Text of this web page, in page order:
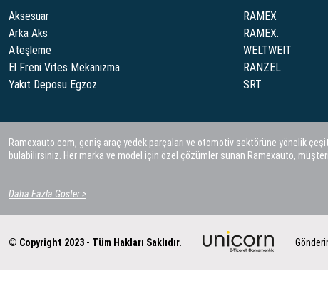
Aksesuar
Arka Aks
Ateşleme
El Freni Vites Mekanizma
Yakıt Deposu Egzoz
RAMEX
RAMEX.
WELTWEIT
RANZEL
SRT
Ramexauto.com, geniş araç yedek parçaları ve otomotiv sektörüne yönelik
bulabilirsiniz. Her marka ve model için özel çözümler sunan Ramexauto,
Daha Fazla Göster >
© Copyright 2023 - Tüm Hakları Saklıdır.